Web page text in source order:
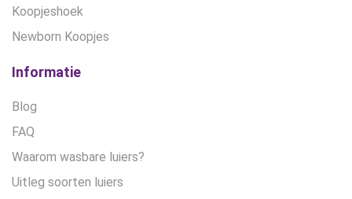
Koopjeshoek
Newborn Koopjes
Informatie
Blog
FAQ
Waarom wasbare luiers?
Uitleg soorten luiers